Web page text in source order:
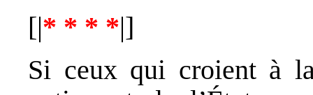
[|* * * *|]
Si ceux qui croient à